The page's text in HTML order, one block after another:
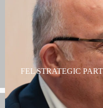
FEL STRATEGIC